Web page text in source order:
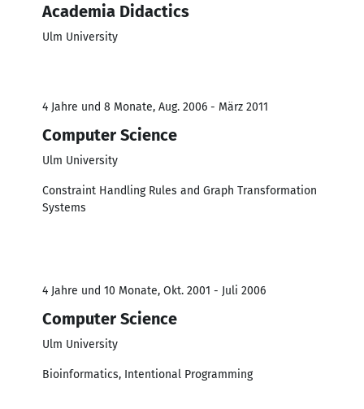
Academia Didactics
Ulm University
4 Jahre und 8 Monate, Aug. 2006 - März 2011
Computer Science
Ulm University
Constraint Handling Rules and Graph Transformation
Systems
4 Jahre und 10 Monate, Okt. 2001 - Juli 2006
Computer Science
Ulm University
Bioinformatics, Intentional Programming